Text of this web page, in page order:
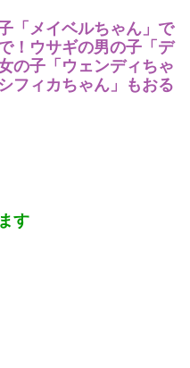
「メイベルちゃん」で
！ ウサギの男の子「デ
の子「ウェンディちゃ
フィカちゃん」もおる
す